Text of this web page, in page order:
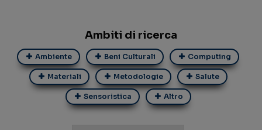
Ambiti di ricerca
Ambiente Beni Culturali Computing
Materiali Metodologie Salute
Sensoristica Altro